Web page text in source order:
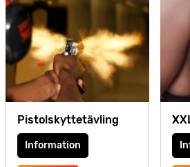
Pistolskyttetävling
Information